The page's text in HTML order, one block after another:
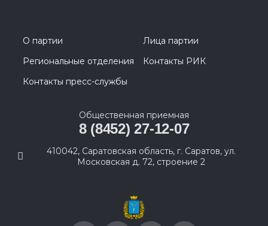
О партии
Лица партии
Региональные отделения
Контакты РИК
Контакты пресс-службы
Общественная приемная
8 (8452) 27-12-07
410042, Саратовская область, г. Саратов, ул.
Московская д. 72, строение 2